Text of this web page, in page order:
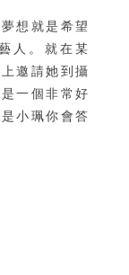
想就是希望
人。就在某
邀請她到攝
一個非常好
小珮你會答